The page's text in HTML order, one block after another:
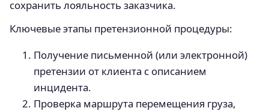
сохранить лояльность заказчика.
Ключевые этапы претензионной процедуры:
Получение письменной (или электронной)
претензии от клиента с описанием
инцидента.
Проверка маршрута перемещения груза,